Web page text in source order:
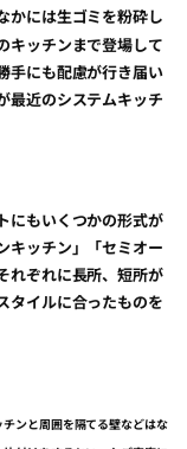
かには生ゴミを粉砕し
キッチンまで登場して
手にも配慮が行き届い
最近のシステムキッチ
にもいくつかの形式が
キッチン」「セミオー
れぞれに長所、短所が
タイルに合ったものを
ンと周囲を隔てる壁などはな